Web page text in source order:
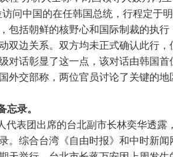
问中国的在任韩国总统，行程定于
包括朝鲜的核野心和国际制裁的执
双边关系。双方均未正式确认此行
对话彰显了这一点，该对话由韩国
外交部称，两位官员讨论了关键的
录。
表团出席的台北副市长林奕华透露
。综合台湾《自由时报》和中时新